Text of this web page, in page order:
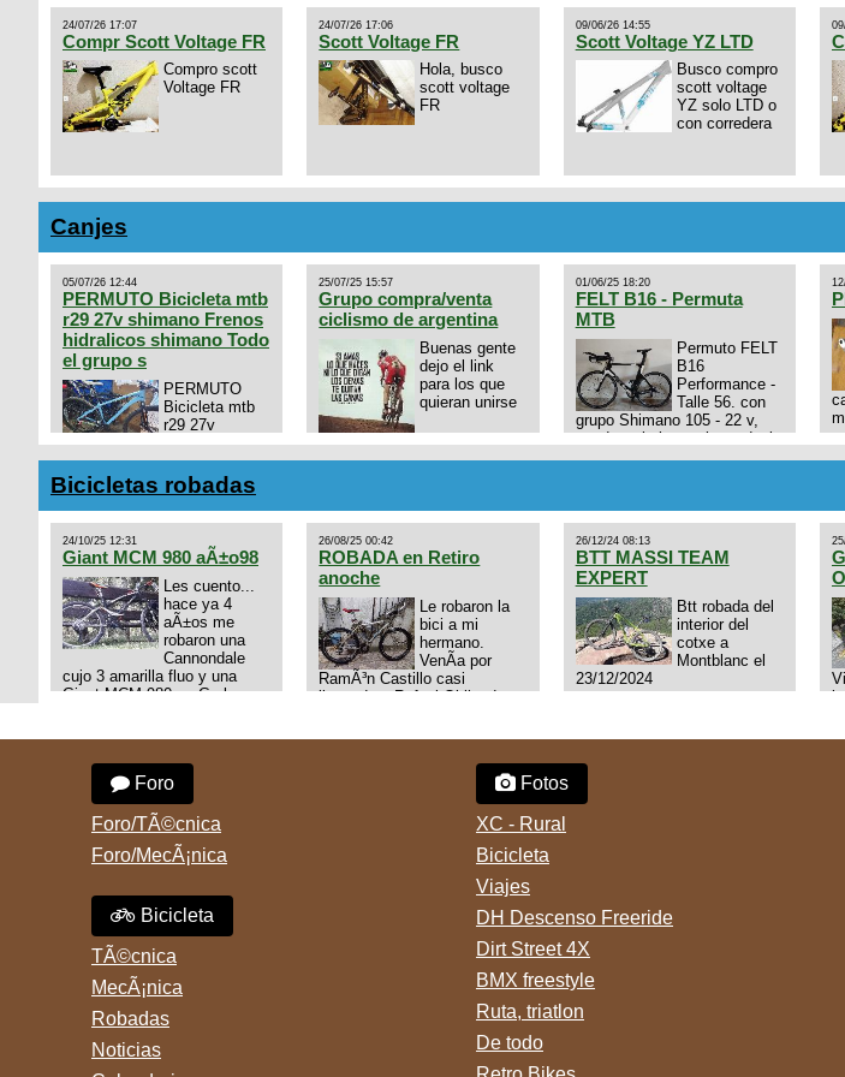
24/07/26 17:07
Compr Scott Voltage FR
Compro scott
Voltage FR
24/07/26 17:06
Scott Voltage FR
Hola, busco
scott voltage
FR
09/06/26 14:55
Scott Voltage YZ LTD
Busco compro
scott voltage
YZ solo LTD o
con corredera
Canjes
05/07/26 12:44
PERMUTO Bicicleta mtb
r29 27v shimano Frenos
hidralicos shimano Todo
el grupo s
PERMUTO
Bicicleta mtb
r29 27v
shimano
Frenos hidralicos shimano
Todo el grupo shimano Talle
s/m Permuto x pistera o ruta
talle s o m.
25/07/25 15:57
Grupo compra/venta
ciclismo de argentina
Buenas gente
dejo el link
para los que
quieran unirse
https://chat.whatsapp.com/E4N9zhVk9wHFFzK7T345Kn?
mode=ac_t
01/06/25 18:20
FELT B16 - Permuta
MTB
Permuto FELT
B16
Performance -
Talle 56. con
grupo Shimano 105 - 22 v,
cuadro: triatlon carbono dual
Bicicletas robadas
24/10/25 12:31
Giant MCM 980 aÃ±o98
Les cuento...
hace ya 4
aÃ±os me
robaron una
Cannondale
cujo 3 amarilla fluo y una
Giant MCM 980 en Gral
a Lujan. Aun conservo las
denuncias y las fotos de mis
bikes. Desde aquel momento,
no paro de entrar a diferentes
portales t
26/08/25 00:42
ROBADA en Retiro
anoche
Le robaron la
bici a mi
hermano.
VenÃ­a por
RamÃ³n Castillo casi
llegando a Rafael Obligado en
bici y se la llevaron para la
mountain BRONCO del aÃ±o
1996 rodado 26', cuadro talle
26/12/24 08:13
BTT MASSI TEAM
EXPERT
Btt robada del
interior del
cotxe a
Montblanc el
23/12/2024
Foro
Foro/TÃ©cnica
Foro/MecÃ¡nica
Bicicleta
TÃ©cnica
MecÃ¡nica
Robadas
Noticias
Fotos
XC - Rural
Bicicleta
Viajes
DH Descenso Freeride
Dirt Street 4X
BMX freestyle
Ruta, triatlon
De todo